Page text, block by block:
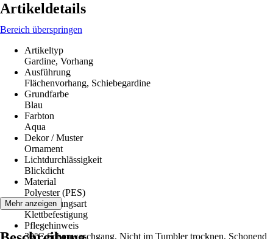
Artikeldetails
Bereich überspringen
Artikeltyp
Gardine, Vorhang
Ausführung
Flächenvorhang, Schiebegardine
Grundfarbe
Blau
Farbton
Aqua
Dekor / Muster
Ornament
Lichtdurchlässigkeit
Blickdicht
Material
Polyester (PES)
Aufhängungsart
Klettbefestigung
Pflegehinweis
30°C Schonwaschgang, Nicht im Tumbler trocknen, Schonend
Mehr anzeigen